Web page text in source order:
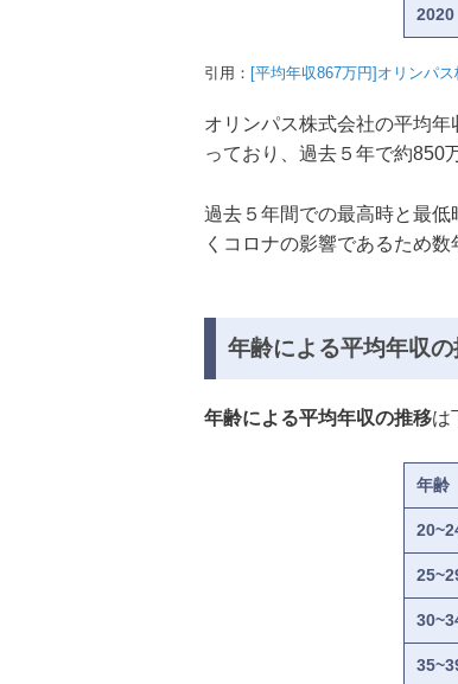
2020
引用： [平均年収867万円]オリンパ
オリンパス株式会社の平均年
っており、過去５年で約850
過去５年間での最高時と最
くコロナの影響であるため数
年齢による平均年収の
年齢による平均年収の推移は
年齢